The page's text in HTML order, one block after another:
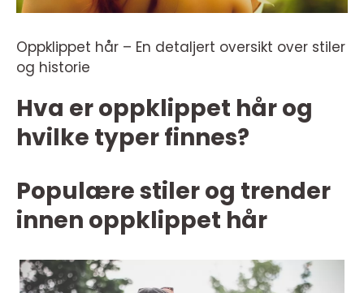
Oppklippet hår – En detaljert oversikt over stiler
og historie
Hva er oppklippet hår og
hvilke typer finnes?
Populære stiler og trender
innen oppklippet hår